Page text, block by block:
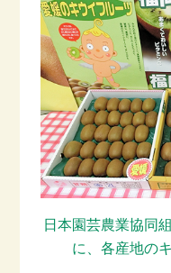
日本園芸農業協同
に、各産地の